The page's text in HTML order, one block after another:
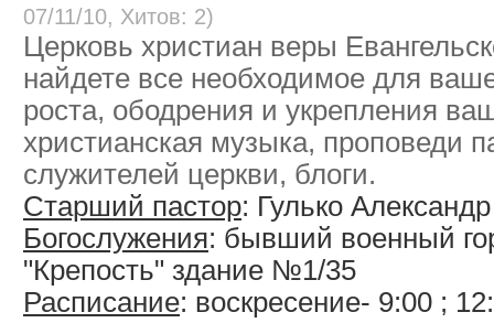
07/11/10, Хитов: 2)
Церковь христиан веры
найдете все необходимое для
роста, ободрения и укрепления
христианская музыка, проповеди
служителей церкви, блоги.
Старший пастор: Гулько
Богослужения: бывший военный
"Крепость" здание №1/35
Расписание: воскресение- 9:00 ;